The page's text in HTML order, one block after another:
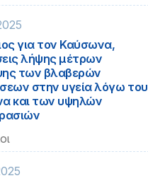
για τον Καύσωνα,
λήψης μέτρων
των βλαβερών
στην υγεία λόγω του
και των υψηλών